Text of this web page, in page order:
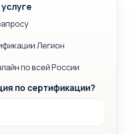
Легион
по всей России
по сертификации?